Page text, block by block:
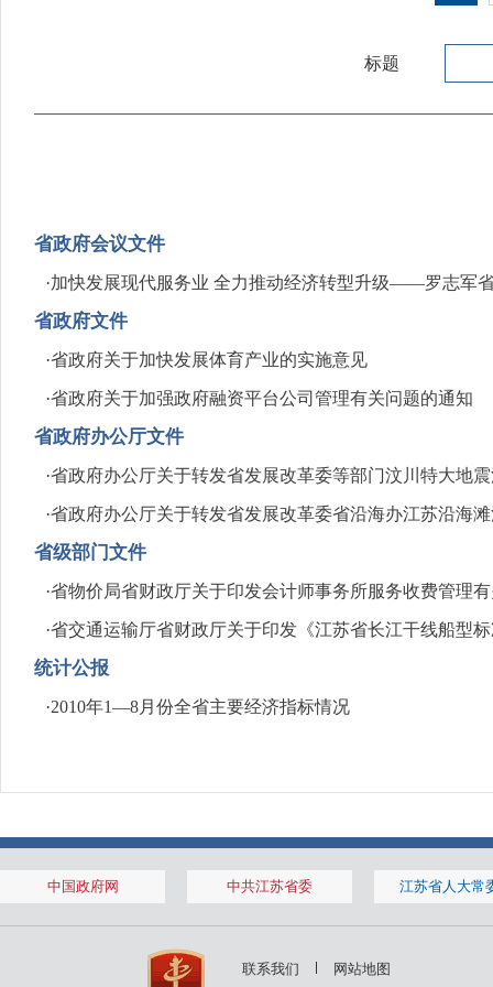
标题
省政府会议文件
·加快发展现代服务业 全力推动经济转型升级——罗志军
省政府文件
·省政府关于加快发展体育产业的实施意见
·省政府关于加强政府融资平台公司管理有关问题的通知
省政府办公厅文件
·省政府办公厅关于转发省发展改革委等部门汶川特大地
·省政府办公厅关于转发省发展改革委省沿海办江苏沿海
省级部门文件
·省物价局省财政厅关于印发会计师事务所服务收费管理
·省交通运输厅省财政厅关于印发《江苏省长江干线船型
统计公报
·2010年1—8月份全省主要经济指标情况
中国政府网 中共江苏省委 江苏省人大常
联系我们 网站地图